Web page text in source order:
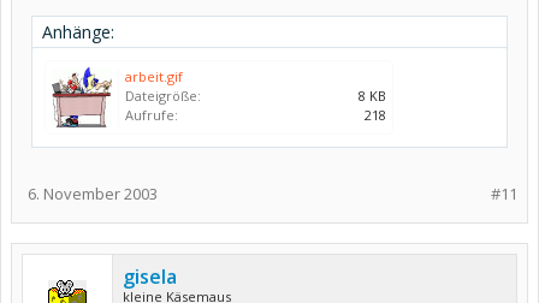
Anhänge:
arbeit.gif
Dateigröße:
8 KB
Aufrufe:
218
#11
6. November 2003
gisela
kleine Käsemaus